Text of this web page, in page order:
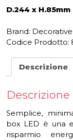
D.244 x H.85mm
Brand: Decorative
Codice Prodotto:
Descrizione
Descrizione
Semplice,
box LED è una
risparmio